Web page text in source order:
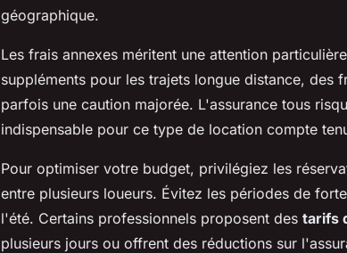
géographique.
Les frais annexes méritent une attention
suppléments pour les trajets longue distance, des
parfois une caution majorée. L'assurance tous
indispensable pour ce type de location compte
Pour optimiser votre budget, privilégiez les
entre plusieurs loueurs. Évitez les périodes de
l'été. Certains professionnels proposent des tarifs
plusieurs jours ou offrent des réductions sur